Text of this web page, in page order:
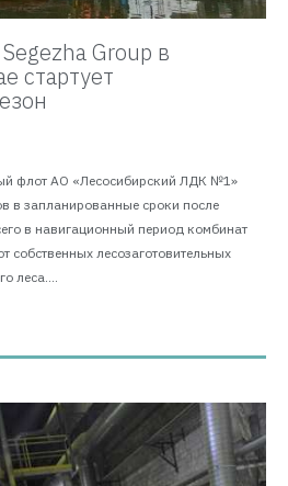
Group в
стартует
флот АО «Лесосибирский ЛДК №1»
в запланированные сроки после
в навигационный период комбинат
собственных лесозаготовительных
леса....